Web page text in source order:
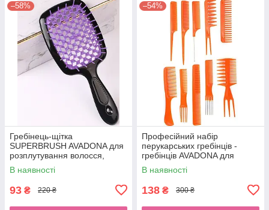
–58%
Гребінець-щітка
SUPERBRUSH AVADONA для
розплутування волосся,
фіолетоваEStyle
В наявності
93 ₴ 220 ₴
–54%
Професійний набір
перукарських гребінців -
гребінців AVADONA для
стрижки, укладання та
фарбування волосся,EStyle
В наявності
138 ₴ 300 ₴